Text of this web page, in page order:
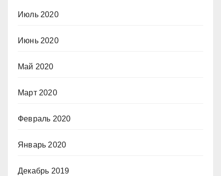
Июль 2020
Июнь 2020
Май 2020
Март 2020
Февраль 2020
Январь 2020
Декабрь 2019